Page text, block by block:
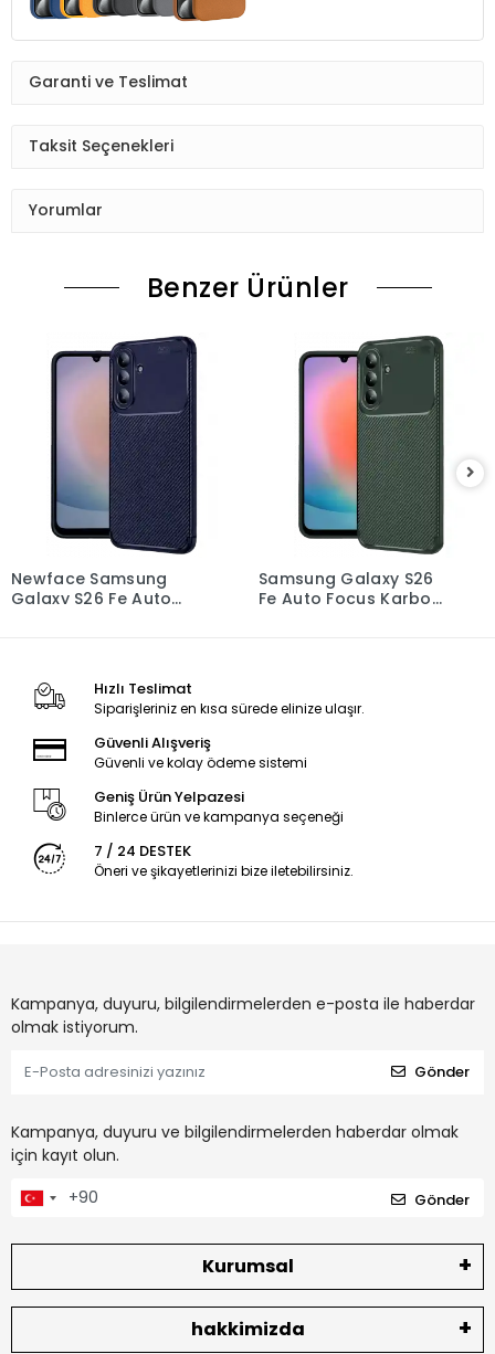
Garanti ve Teslimat
Taksit Seçenekleri
Yorumlar
Benzer Ürünler
Samsung Galaxy S26
Fe Auto Focus Karbon
Apple İphone 14 Pro
Kılıf Apollo
Hızlı Teslimat
Siparişleriniz en kısa sürede elinize ulaşır.
Güvenli Alışveriş
Güvenli ve kolay ödeme sistemi
Geniş Ürün Yelpazesi
Binlerce ürün ve kampanya seçeneği
7 / 24 DESTEK
Öneri ve şikayetlerinizi bize iletebilirsiniz.
Kampanya, duyuru, bilgilendirmelerden e-posta ile haberdar
olmak istiyorum.
Gönder
Kampanya, duyuru ve bilgilendirmelerden haberdar olmak
için kayıt olun.
Gönder
Kurumsal
hakkimizda